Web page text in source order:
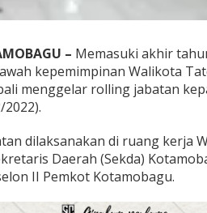
b
g
u
– Memasuki akhir
kepemimpinan Walikota
menggelar rolling jabatan
dilaksanakan di ruang kerja
Daerah (Sekda)
II Pemkot Kotamobagu.